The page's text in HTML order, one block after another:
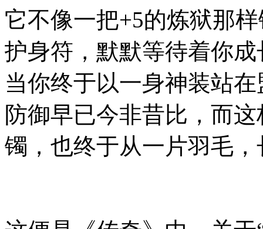
它不像一把+5的炼狱那
护身符，默默等待着你
当你终于以一身神装站
防御早已今非昔比，而
镯，也终于从一片羽毛